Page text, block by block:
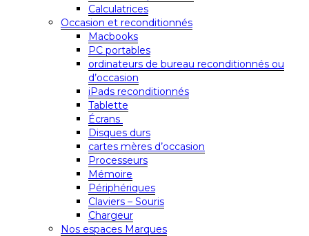
Calculatrices
Occasion et reconditionnés
Macbooks
PC portables
ordinateurs de bureau reconditionnés ou
d’occasion
iPads reconditionnés
Tablette
Écrans
Disques durs
cartes mères d’occasion
Processeurs
Mémoire
Périphériques
Claviers – Souris
Chargeur
Nos espaces Marques